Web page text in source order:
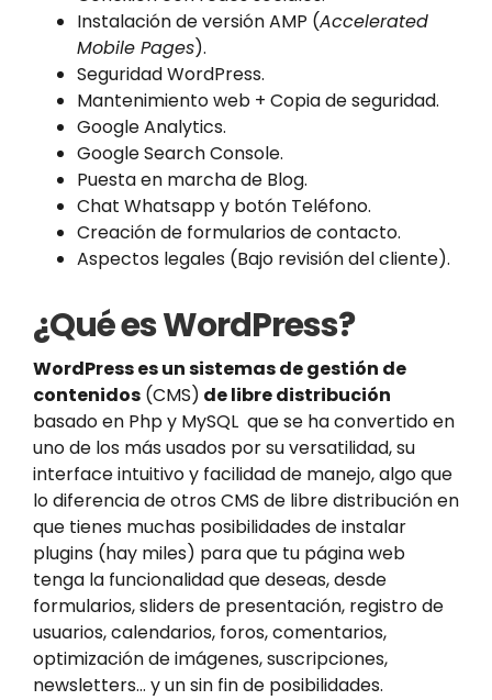
Instalación de versión AMP (Accelerated
Mobile Pages).
Seguridad WordPress.
Mantenimiento web + Copia de seguridad.
Google Analytics.
Google Search Console.
Puesta en marcha de Blog.
Chat Whatsapp y botón Teléfono.
Creación de formularios de contacto.
Aspectos legales (Bajo revisión del cliente).
¿Qué es WordPress?
WordPress es un sistemas de gestión de
contenidos(CMS) de libre distribución
basado en Php y MySQL que se ha convertido en
uno de los más usados por su versatilidad, su
interface intuitivo y facilidad de manejo, algo que
lo diferencia de otros CMS de libre distribución en
que tienes muchas posibilidades de instalar
plugins (hay miles) para que tu página web
tenga la funcionalidad que deseas, desde
formularios, sliders de presentación, registro de
usuarios, calendarios, foros, comentarios,
optimización de imágenes, suscripciones,
newsletters… y un sin fin de posibilidades.